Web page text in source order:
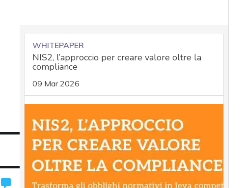
WHITEPAPER
NIS2, l’approccio per creare valore oltre la
compliance
09 Mar 2026